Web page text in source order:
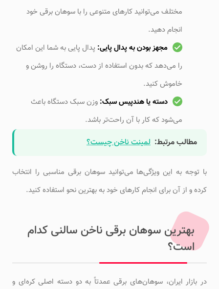
مختلف می‌توانید کارهای متنوعی را با سوهان برقی خود
انجام دهید.
مجهز بودن به پدال پایی: پدال پایی به شما این امکان
را می‌دهد که بدون استفاده از دست، دستگاه را روشن و
خاموش کنید.
دسته یا هندپیس سبک: وزن سبک دستگاه باعث
می‌شود که کار با آن راحت‌تر باشد.
مطالب مرتبط: لمینت ناخن چیست؟
با توجه به این ویژگی‌ها می‌توانید سوهان برقی مناسبی را انتخاب
کرده و از آن برای انجام کارهای خود به بهترین نحو استفاده کنید.
بهترین سوهان برقی ناخن سالنی کدام
است؟
در بازار ایران، سوهان‌های برقی عمدتاً به دو دسته اصلی کره‌ای و